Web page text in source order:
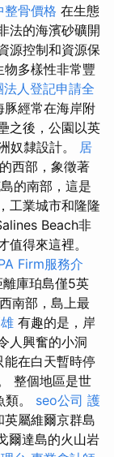
整骨價格 在生態
法的海濱砂礦開
源控制和資源保
物多樣性非常豐
法人登記申請全
豚經常在海岸附
之後，公園以英
奴隸設計。 居
西部，象徵著
的南部，這是
工業城市和隆隆
Beach非
得來這裡。
Firm服務介
離庫珀島僅5英
南部，島上最
有趣的是，岸
人興奮的小洞
能在白天暫時停
整個地區是世
。 seo公司 護
屬維爾京群島
爾達島的火山岩